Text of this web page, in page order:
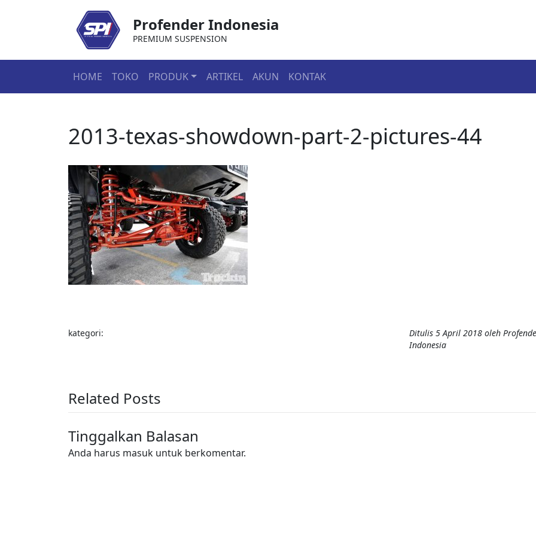
Profender Indonesia
PREMIUM SUSPENSION
HOME TOKO PRODUK ARTIKEL AKUN KONTAK
2013-texas-showdown-part-2-pictures-44
kategori: Ditulis 5 April 2018oleh
Indonesia
Related Posts
Tinggalkan Balasan
Anda harus masuk untuk berkomentar.